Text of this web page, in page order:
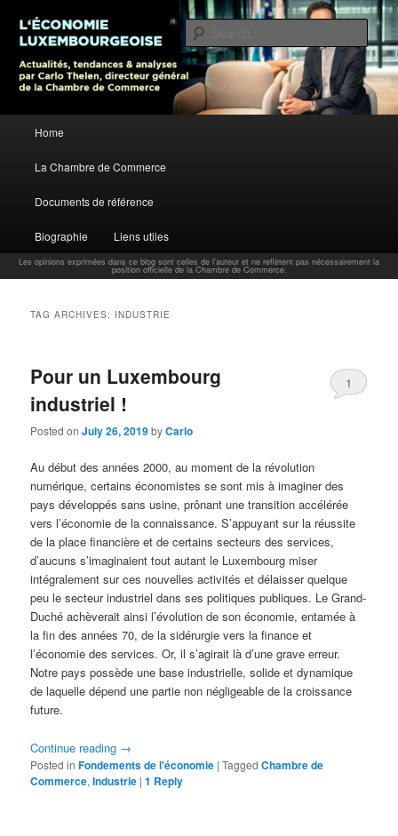
Carlo Thelen Blog
L’économie luxembourgeoise : Actualités, tendances et analyses par Carlo
Thelen, Directeur Général, Chambre de Commerce
Skip to primary content
Skip to secondary content
Home
La Chambre de Commerce
Documents de référence
Biographie Liens utiles
Les opinions exprimées dans ce blog sont celles de l'auteur et ne reflètent pas nécessairement la
position officielle de la Chambre de Commerce.
TAG ARCHIVES: INDUSTRIE
Pour un Luxembourg
industriel !
Posted onJuly 26, 2019byCarlo
1
Au début des années 2000, au moment de la révolution
numérique, certains économistes se sont mis à imaginer des
pays développés sans usine, prônant une transition accélérée
vers l’économie de la connaissance. S’appuyant sur la réussite
de la place financière et de certains secteurs des services,
d’aucuns s’imaginaient tout autant le Luxembourg miser
intégralement sur ces nouvelles activités et délaisser quelque
peu le secteur industriel dans ses politiques publiques. Le Grand-
Duché achèverait ainsi l’évolution de son économie, entamée à
la fin des années 70, de la sidérurgie vers la finance et
l’économie des services. Or, il s’agirait là d’une grave erreur.
Notre pays possède une base industrielle, solide et dynamique
de laquelle dépend une partie non négligeable de la croissance
future.
Continue reading →
Posted in Fondements de l'économie |Tagged Chambre de
Commerce,Industrie |1 Reply